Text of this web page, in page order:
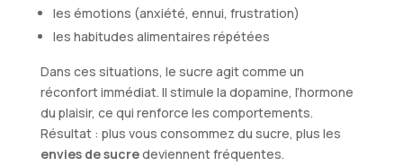
les émotions (anxiété, ennui, frustration)
les habitudes alimentaires répétées
Dans ces situations, le sucre agit comme un
réconfort immédiat. Il stimule la dopamine, l’hormone
du plaisir, ce qui renforce les comportements.
Résultat : plus vous consommez du sucre, plus les
envies de sucredeviennent fréquentes.